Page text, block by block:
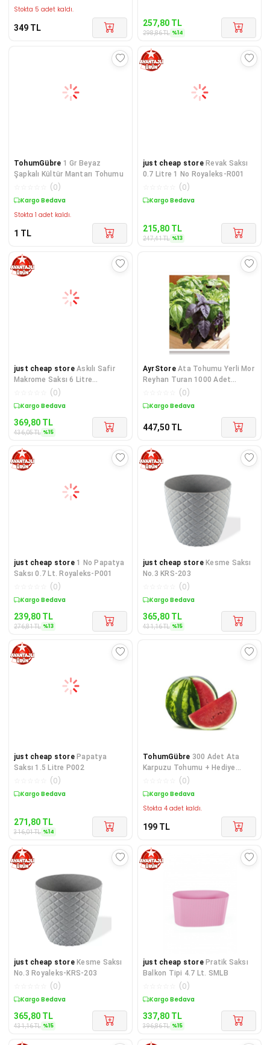
Stokta 5 adet kaldı.
349 TL 257,80 TL
298,86TL %14
TohumGübre 1 Gr Beyaz
Şapkalı Kültür Mantarı Tohumu
(0)
Kargo Bedava
Stokta 1 adet kaldı.
1 TL
just cheap store Revak Saksı
0.7 Litre 1 No Royaleks-R001
(0)
Sepette %13 İndirim
215,80 TL
247,41TL %13
just cheap store Askılı Safir
Makrome Saksı 6 Litre
Royaleks-SM03
(0)
Sepette %15 İndirim
369,80 TL
436,05TL %15
AyrStore Ata Tohumu Yerli Mor
Reyhan Turan 1000 Adet
(0)
Kargo Bedava
447,50 TL
just cheap store 1 No Papatya
Saksı 0.7 Lt. Royaleks-P001
(0)
Sepette %13 İndirim
239,80 TL
276,81TL %13
just cheap store Kesme Saksı
No.3 KRS-203
(0)
Sepette %15 İndirim
365,80 TL
431,16TL %15
just cheap store Papatya
Saksı 1.5 Litre P002
(0)
Sepette %14 İndirim
271,80 TL
316,01TL %14
TohumGübre 300 Adet Ata
Karpuzu Tohumu + Hediye
Üzüm Fidanı Tohumları
(0)
Kargo Bedava
Stokta 4 adet kaldı.
199 TL
just cheap store Kesme Saksı
No.3 Royaleks-KRS-203
(0)
Sepette %15 İndirim
365,80 TL
431,16TL %15
just cheap store Pratik Saksı
Balkon Tipi 4.7 Lt. SMLB
(0)
Sepette %15 İndirim
337,80 TL
396,86TL %15